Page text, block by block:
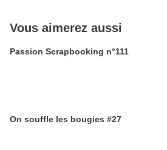
Vous aimerez aussi
Passion Scrapbooking n°111
On souffle les bougies #27